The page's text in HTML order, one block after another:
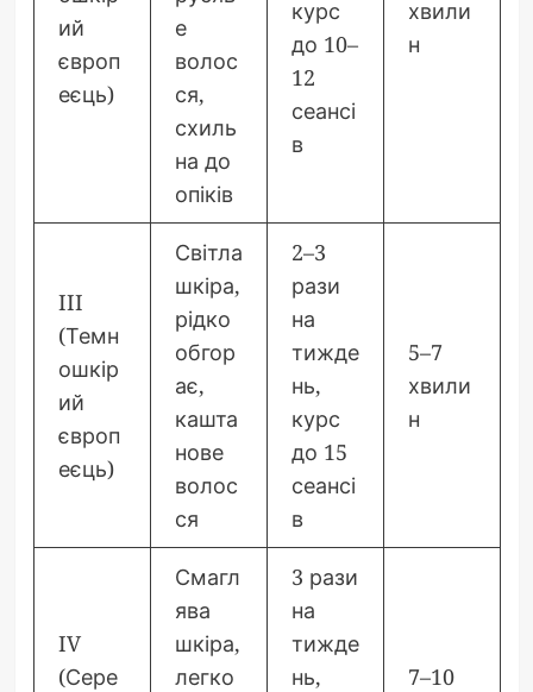
ий
європ
еєць)
е
волос
ся,
схиль
на до
опіків
курс
до 10–
12
сеансі
в
хвили
н
III
(Темн
ошкір
ий
європ
еєць)
Світла
шкіра,
рідко
обгор
ає,
кашта
нове
волос
ся
2–3
рази
на
тижде
нь,
курс
до 15
сеансі
в
5–7
хвили
н
IV
(Сере
Смагл
ява
шкіра,
легко
3 рази
на
тижде
нь,
7–10